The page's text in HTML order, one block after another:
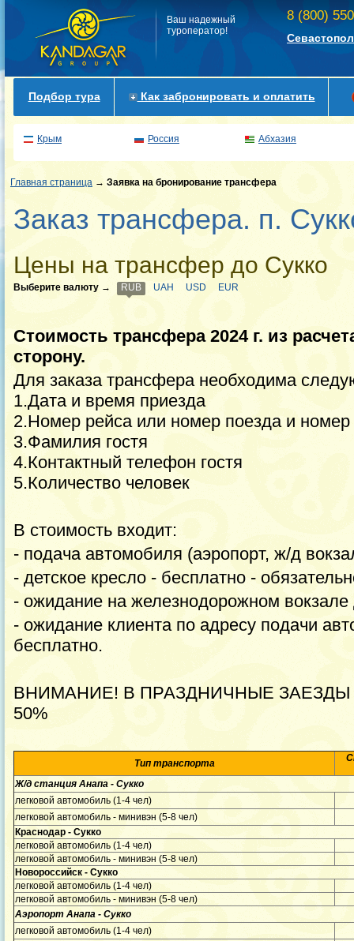
Ваш надежный
туроператор!
8 (800)
Подбор тура Как забронировать и оплатить
Крым Россия Абхазия
Главная страница → Заявка на бронирование трансфера
Заказ трансфера. п.
Цены на трансфер до Сукко
Выберите валюту → RUB UAH USD EUR
Стоимость трансфера 2024 г. из
сторону.
Для заказа трансфера необходима
1.Дата и время приезда
2.Номер рейса или номер поезда и номер
3.Фамилия гостя
4.Контактный телефон гостя
5.Количество человек
В стоимость входит:
- подача автомобиля (аэропорт, ж/д
- детское кресло - бесплатно -
- ожидание на железнодорожном
- ожидание клиента по адресу подачи
бесплатно.
ВНИМАНИЕ! В ПРАЗДНИЧНЫЕ ЗАЕЗДЫ
50%
Тип транспорта
Ж/д станция Анапа - Сукко
легковой автомобиль (1-4 чел)
легковой автомобиль - минивэн (5-8 чел)
Краснодар - Сукко
легковой автомобиль (1-4 чел)
легковой автомобиль - минивэн (5-8 чел)
Новороссийск - Сукко
легковой автомобиль (1-4 чел)
легковой автомобиль - минивэн (5-8 чел)
Аэропорт Анапа - Сукко
легковой автомобиль (1-4 чел)